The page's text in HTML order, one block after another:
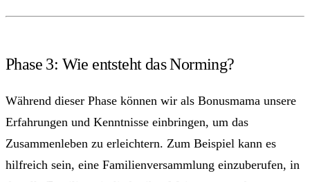
Phase 3: Wie entsteht das Norming?
Während dieser Phase können wir als Bonusmama unsere
Erfahrungen und Kenntnisse einbringen, um das
Zusammenleben zu erleichtern. Zum Beispiel kann es
hilfreich sein, eine Familienversammlung einzuberufen, in